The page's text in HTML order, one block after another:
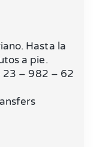
Hasta la
a pie.
23 – 982 – 62